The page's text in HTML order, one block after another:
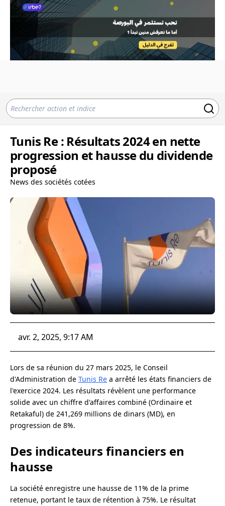
Tunis Re : Résultats 2024 en nette
progression et hausse du dividende
proposé
News des sociétés cotées
avr. 2, 2025, 9:17 AM
Lors de sa réunion du 27 mars 2025, le Conseil
d'Administration de Tunis Re a arrêté les états financiers de
l'exercice 2024. Les résultats révèlent une performance
solide avec un chiffre d'affaires combiné (Ordinaire et
Retakaful) de 241,269 millions de dinars (MD), en
progression de 8%.
Des indicateurs financiers en
hausse
La société enregistre une hausse de 11% de la prime
retenue, portant le taux de rétention à 75%. Le résultat